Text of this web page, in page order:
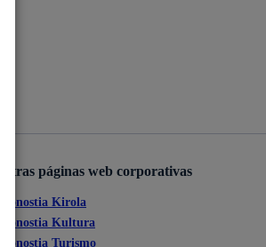
Otras páginas web corporativas
Donostia Kirola
Donostia Kultura
Donostia Turismo